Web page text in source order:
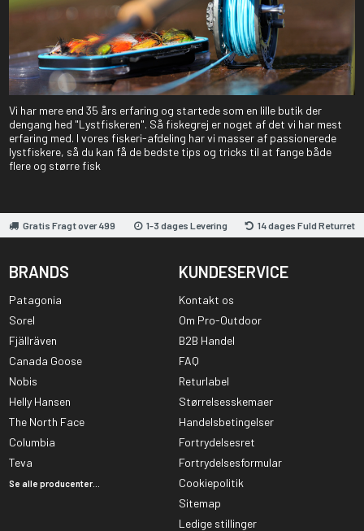
Vi har mere end 35 års erfaring og startede som en lille butik der
dengang hed "Lystfiskeren". Så fiskegrej er noget af det vi har mest
erfaring med. I vores fiskeri-afdeling har vi masser af passionerede
lystfiskere, så du kan få de bedste tips og tricks til at fange både
flere og større fisk
Gratis Fragt over 499 1-3 dages Levering 14 dages Fuld Returret
BRANDS
Patagonia
Sorel
Fjällräven
Canada Goose
Nobis
Helly Hansen
The North Face
Columbia
Teva
Se alle producenter...
KUNDESERVICE
Kontakt os
Om Pro-Outdoor
B2B Handel
FAQ
Returlabel
Størrelsesskemaer
Handelsbetingelser
Fortrydelsesret
Fortrydelsesformular
Cookiepolitik
Sitemap
Ledige stillinger